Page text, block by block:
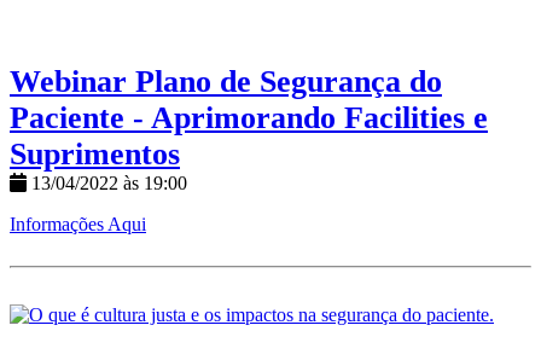
Webinar Plano de Segurança do
Paciente - Aprimorando Facilities e
Suprimentos
13/04/2022 às 19:00
Informações Aqui